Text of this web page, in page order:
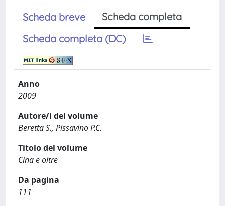
Scheda breve
Scheda completa
Scheda completa (DC)
Anno
2009
Autore/i del volume
Beretta S., Pissavino P.C.
Titolo del volume
Cina e oltre
Da pagina
111